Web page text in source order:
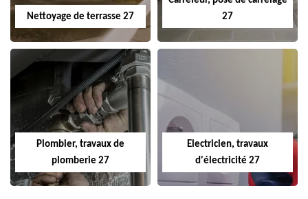
Nettoyage de terrasse 27
27
Plombier, travaux de
plomberie 27
Electricien, travaux
d'électricité 27